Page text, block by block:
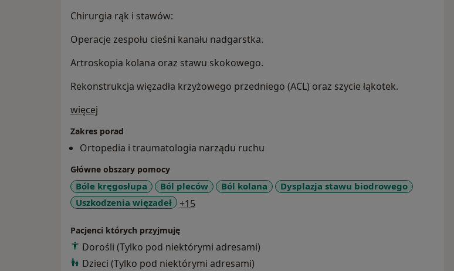
Chirurgia rąk i stawów:
Operacje zespołu cieśni kanału nadgarstka.
Artroskopia kolana oraz stawu skokowego.
Rekonstrukcja więzadła krzyżowego przedniego (ACL) oraz szycie łąkotek.
więcej
Zakres porad
Ortopedia i traumatologia narządu ruchu
Główne obszary pomocy
Bóle kręgosłupa Ból pleców Ból kolana
Dysplazja stawu biodrowego
Uszkodzenia więzadeł
+15
Pacjenci których przyjmuję
Dorośli (Tylko pod niektórymi adresami)
Dzieci (Tylko pod niektórymi adresami)